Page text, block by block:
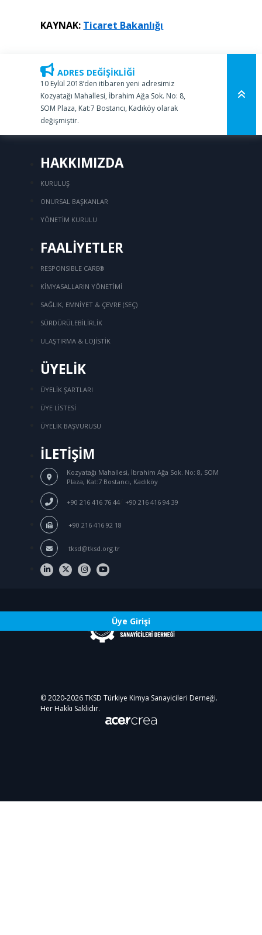
Üye Girişi
KAYNAK: Ticaret Bakanlığı
ADRES DEĞİŞİKLİĞİ
10 Eylül 2018’den itibaren yeni adresimiz
Kozyatağı Mahallesi, İbrahim Ağa Sok. No: 8,
SOM Plaza, Kat:7 Bostancı, Kadıköy olarak
değişmiştir.
HAKKIMIZDA
KURULUŞ
ONURSAL BAŞKANLAR
YÖNETİM KURULU
FAALİYETLER
RESPONSIBLE CARE®
KİMYASALLARIN YÖNETİMİ
SAĞLIK, EMNİYET & ÇEVRE (SEÇ)
SÜRDÜRÜLEBİLİRLİK
ULAŞTIRMA & LOJİSTİK
ÜYELİK
ÜYELİK ŞARTLARI
ÜYE LİSTESİ
ÜYELİK BAŞVURUSU
İLETİŞİM
Kozyatağı Mahallesi, İbrahim Ağa Sok. No: 8, SOM
Plaza, Kat:7 Bostancı, Kadıköy
+90 216 416 76 44 +90 216 416 94 39
+90 216 416 92 18
tksd@tksd.org.tr
© 2020-2026TKSD Türkiye Kimya Sanayicileri Derneği.
Her Hakkı Saklıdır.